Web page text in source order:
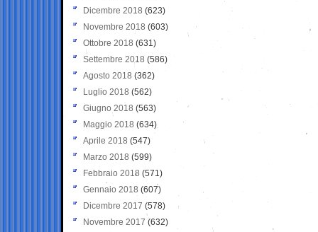
Dicembre 2018 (623)
Novembre 2018 (603)
Ottobre 2018 (631)
Settembre 2018 (586)
Agosto 2018 (362)
Luglio 2018 (562)
Giugno 2018 (563)
Maggio 2018 (634)
Aprile 2018 (547)
Marzo 2018 (599)
Febbraio 2018 (571)
Gennaio 2018 (607)
Dicembre 2017 (578)
Novembre 2017 (632)